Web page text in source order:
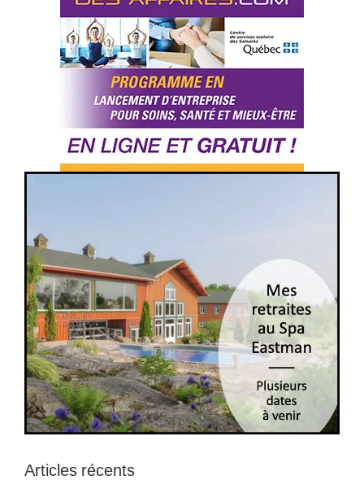
Articles récents